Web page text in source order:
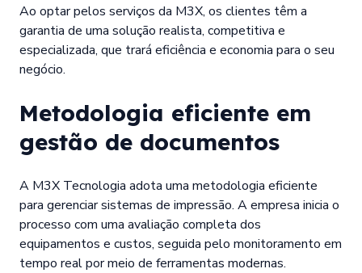
Ao optar pelos serviços da M3X, os clientes têm a
garantia de uma solução realista, competitiva e
especializada, que trará eficiência e economia para o seu
negócio.
Metodologia eficiente em
gestão de documentos
A M3X Tecnologia adota uma metodologia eficiente
para gerenciar sistemas de impressão. A empresa inicia o
processo com uma avaliação completa dos
equipamentos e custos, seguida pelo monitoramento em
tempo real por meio de ferramentas modernas.